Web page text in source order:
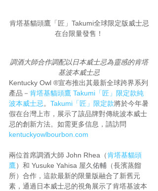
肯塔基貓頭鷹「匠」Takumi全球限定版威士忌
在台限量發售！
調酒大師合作調配以日本威士忌為靈感的肯塔
基波本威士忌
Kentucky Owl ®宣布推出其最新全球跨界系列
產品－ 肯塔基貓頭鷹 Takumi「匠」限定款純
波本威士忌。 Takumi「匠」限定款將於今年暑
假在台灣上市，展示了該品牌對傳統波本威士
忌的創新方法。如需更多信息，請訪問
kentuckyowlbourbon.com
兩位首席調酒大師 John Rhea（肯塔基貓頭
鷹）和 Yusuke Yahisa 屋久 佑輔 （長濱蒸餾
所）合作，這款最新的限量版融合了新舊元
素，通過日本威士忌的視角展示了肯塔基波本